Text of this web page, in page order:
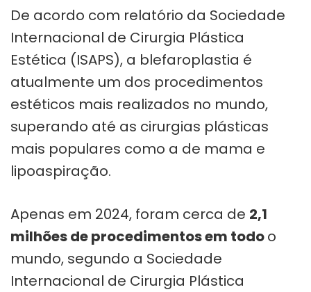
De acordo com relatório da Sociedade
Internacional de Cirurgia Plástica
Estética (ISAPS), a blefaroplastia é
atualmente um dos procedimentos
estéticos mais realizados no mundo,
superando até as cirurgias plásticas
mais populares como a de mama e
lipoaspiração.
Apenas em 2024, foram cerca de 2,1
milhões de procedimentos em todoo
mundo, segundo a Sociedade
Internacional de Cirurgia Plástica